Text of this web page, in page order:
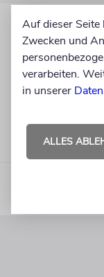
Auf dieser Seite
Zwecken und
verarbeiten.
in unserer
ALLES